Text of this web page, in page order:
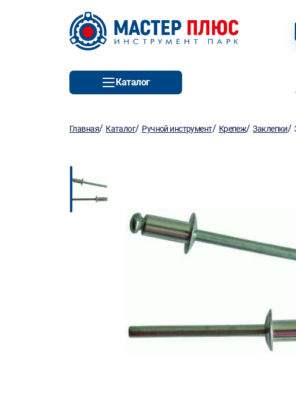
Каталог
Главная/ Каталог/ Ручной инструмент/ Крепеж/Заклепки/